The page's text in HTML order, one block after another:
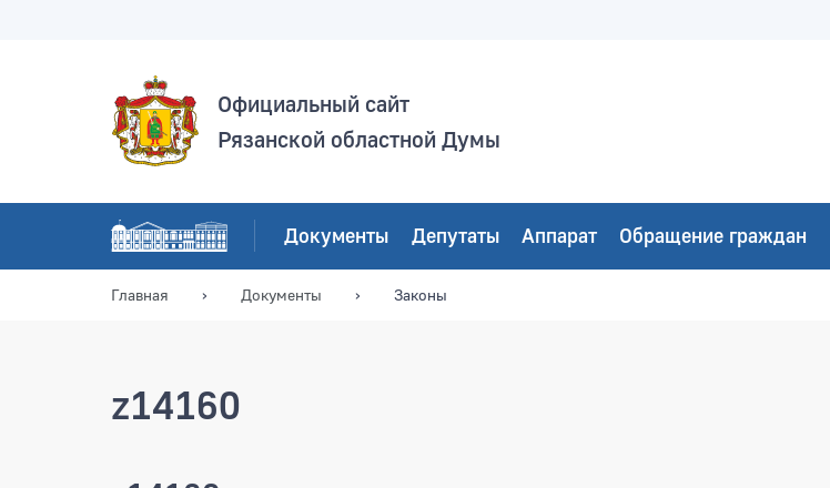
Официальный сайт
Рязанской областной Думы
Документы Депутаты Аппарат Обращение граждан
Главная Документы Законы
z14160